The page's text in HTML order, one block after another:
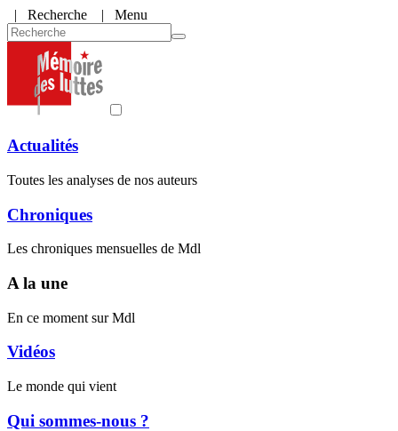
| Recherche | Menu
Actualités
Toutes les analyses de nos auteurs
Chroniques
Les chroniques mensuelles de Mdl
A la une
En ce moment sur Mdl
Vidéos
Le monde qui vient
Qui sommes-nous ?